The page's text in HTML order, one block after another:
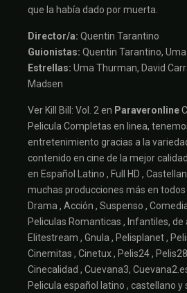
que la había dado por muerta.
Director/a: Quentin Tarantino
Guionistas: Quentin Tarantino,
Estrellas: Uma Thurman, David
Madsen
Ver Kill Bill: Vol. 2 en Paraveronline
Pelicula Completas en linea,
entretenimiento gracias a la
contenido en cine de la mejor
en Español Latino , Full HD ,
muchas producciones más en todos
Drama , Acción , Suspenso ,
Peliculas Romanticas , Infantiles, de
Elitestream , Gnula , Pelisplanet ,
Cinemitas , Cinetux , Pelis24 ,
Cinecalidad , Cuevana3,
Pelicula español latino , castellano y